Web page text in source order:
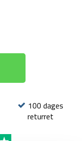
100 dages
returret